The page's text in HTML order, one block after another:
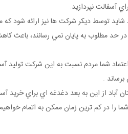
آسفالت نپردازيد.
توسط ديکر شرکت ها نيز ارائه شود
در حد مطلوب به پايان نمي رسانند،
شما مردم نسبت به اين شرکت توليد
.
آباد از اين به بعد دغدغه اي براي خريد
را در کم ترين زمان ممکن به اتمام